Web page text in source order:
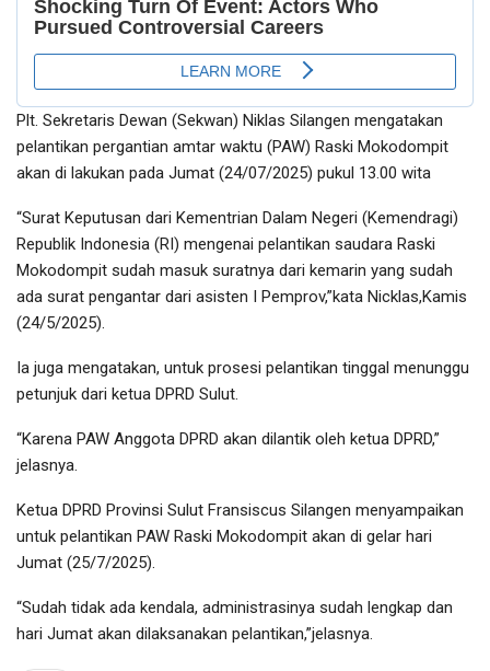
Plt. Sekretaris Dewan (Sekwan) Niklas Silangen mengatakan
pelantikan pergantian amtar waktu (PAW) Raski Mokodompit
akan di lakukan pada Jumat (24/07/2025) pukul 13.00 wita
“Surat Keputusan dari Kementrian Dalam Negeri (Kemendragi)
Republik Indonesia (RI) mengenai pelantikan saudara Raski
Mokodompit sudah masuk suratnya dari kemarin yang sudah
ada surat pengantar dari asisten I Pemprov,”kata Nicklas,Kamis
(24/5/2025).
Ia juga mengatakan, untuk prosesi pelantikan tinggal menunggu
petunjuk dari ketua DPRD Sulut.
“Karena PAW Anggota DPRD akan dilantik oleh ketua DPRD,”
jelasnya.
Ketua DPRD Provinsi Sulut Fransiscus Silangen menyampaikan
untuk pelantikan PAW Raski Mokodompit akan di gelar hari
Jumat (25/7/2025).
“Sudah tidak ada kendala, administrasinya sudah lengkap dan
hari Jumat akan dilaksanakan pelantikan,”jelasnya.